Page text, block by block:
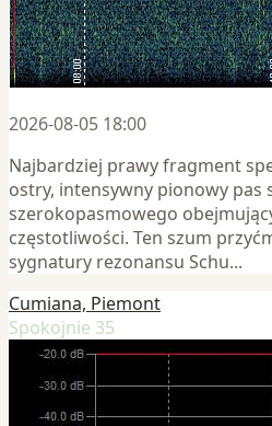
2026-08-05 18:00
Najbardziej prawy fragment
ostry, intensywny pionowy pas
szerokopasmowego
częstotliwości. Ten szum
sygnatury rezonansu Schu...
Cumiana, Piemont
Spokojnie 35